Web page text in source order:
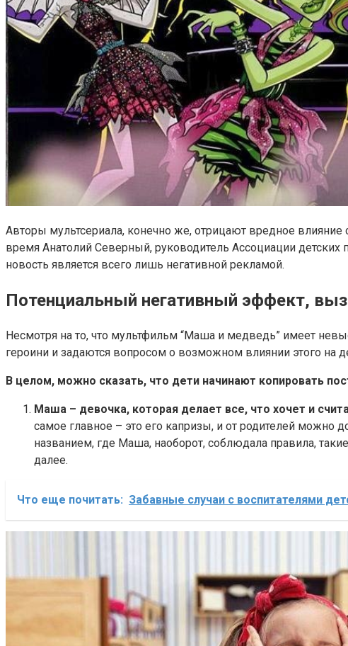
Авторы мультсериала, конечно же, отрицают вредное влияние
время Анатолий Северный, руководитель Ассоциации детских
новость является всего лишь негативной рекламой.
Потенциальный негативный эффект,
Несмотря на то, что мультфильм “Маша и медведь” имеет
героини и задаются вопросом о возможном влиянии этого на
В целом, можно сказать, что дети начинают копировать
Маша – девочка, которая делает все, что хочет и
самое главное – это его капризы, и от родителей можно
названием, где Маша, наоборот, соблюдала правила,
далее.
Что еще почитать: Забавные случаи с воспитателями